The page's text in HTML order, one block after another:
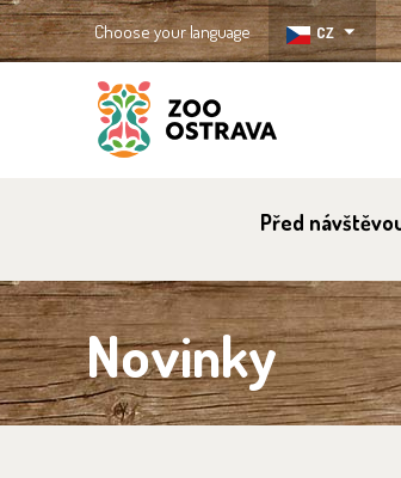
Choose your language CZ
Před
Novinky